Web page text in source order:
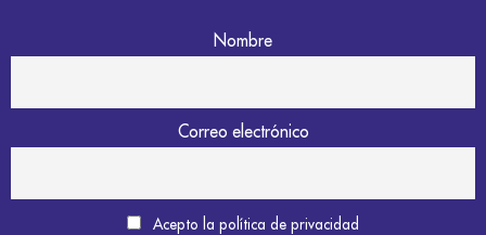
Nombre
Correo electrónico
Acepto la política de privacidad